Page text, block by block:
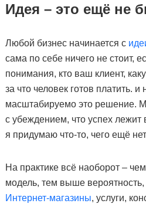
Идея – это ещё не
Любой бизнес начинается с
сама по себе ничего не стоит,
понимания, кто ваш клиент,
за что человек готов платить. и
масштабируемо это решение.
с убеждением, что успех лежит
я придумаю что-то, чего ещё
На практике всё наоборот –
модель, тем выше вероятность,
Интернет-магазины, услуги,